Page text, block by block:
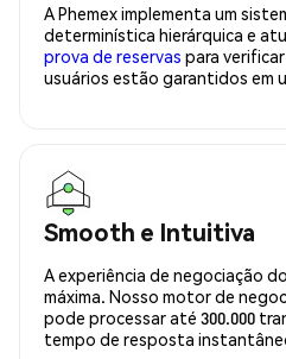
A Phemex implementa um
determinística hierárquica e
prova de reservas para
usuários estão garantidos em
Smooth e Intuitiva
A experiência de negociação
máxima. Nosso motor de
pode processar até 300.000
tempo de resposta